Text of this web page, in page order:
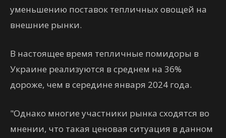
уменьшению поставок тепличных овощей на
внешние рынки.
В настоящее время тепличные помидоры в
Украине реализуются в среднем на 36%
дороже, чем в середине января 2024 года.
"Однако многие участники рынка сходятся во
мнении, что такая ценовая ситуация в данном